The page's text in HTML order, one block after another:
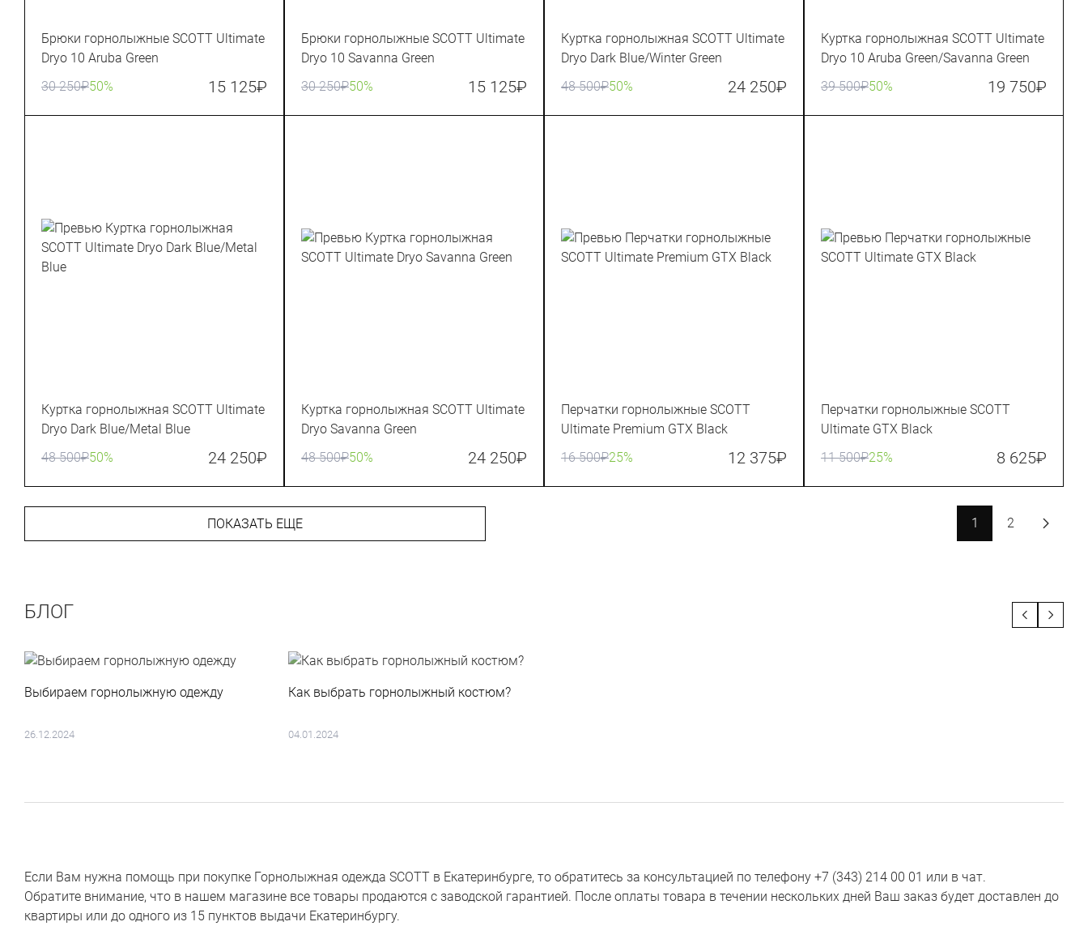
Брюки горнолыжные SCOTT Ultimate
Dryo 10 Aruba Green
30 250₽50% 15 125₽
Брюки горнолыжные SCOTT Ultimate
Dryo 10 Savanna Green
30 250₽50% 15 125₽
Куртка горнолыжная SCOTT Ultimate
Dryo Dark Blue/Winter Green
48 500₽50% 24 250₽
Куртка горнолыжная SCOTT Ultimate
Dryo 10 Aruba Green/Savanna Green
39 500₽50% 19 750₽
Куртка горнолыжная SCOTT Ultimate
Dryo Dark Blue/Metal Blue
48 500₽50% 24 250₽
Куртка горнолыжная SCOTT Ultimate
Dryo Savanna Green
48 500₽50% 24 250₽
Перчатки горнолыжные SCOTT
Ultimate Premium GTX Black
16 500₽25% 12 375₽
Перчатки горнолыжные SCOTT
Ultimate GTX Black
11 500₽25% 8 625₽
ПОКАЗАТЬ ЕЩЕ 1 2
БЛОГ
Выбираем горнолыжную одежду
26.12.2024
Как выбрать горнолыжный костюм?
04.01.2024
Если Вам нужна помощь при покупке Горнолыжная одежда SCOTT в Екатеринбурге, то обратитесь за консультацией по телефону +7 (343) 214 00 01 или в чат.
Обратите внимание, что в нашем магазине все товары продаются с заводской гарантией. После оплаты товара в течении нескольких дней Ваш заказ будет доставлен до
квартиры или до одного из 15 пунктов выдачи Екатеринбургу.